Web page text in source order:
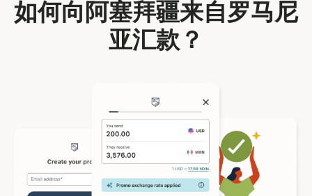
如何向阿塞拜疆来自罗马尼
亚汇款？